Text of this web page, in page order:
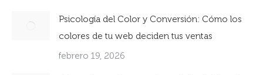
Psicología del Color y Conversión: Cómo los
colores de tu web deciden tus ventas
febrero 19, 2026